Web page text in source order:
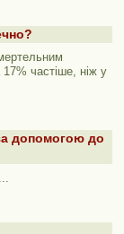
частіше, ніж у
допомогою до